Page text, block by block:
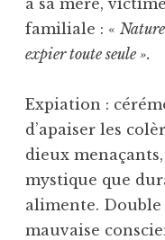
familiale : «
expier toute seule ».
Expiation :
d’apaiser les
dieux
mystique que
alimente. Double
mauvaise